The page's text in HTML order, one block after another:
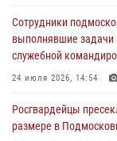
Офицер
«Радио 1»
01 августа 2026, 17:57
крупную сумму в
31 июля 2026, 13:00
Сотрудники
выполнявшие задачи
служебной
24 июля 2026, 14:54
Росгвардейцы
размере в